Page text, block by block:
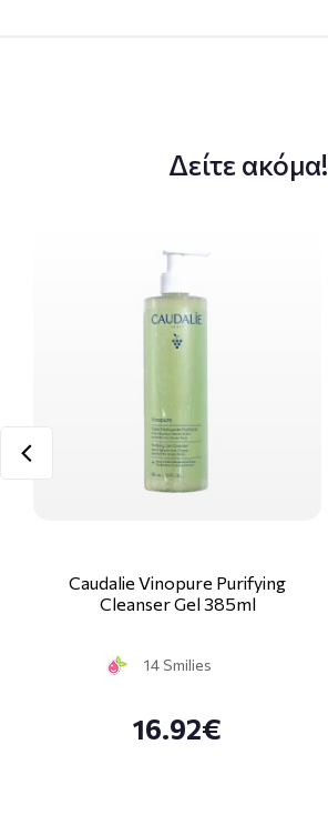
Δείτε ακόμα!
Caudalie Vinopure Purifying
Cleanser Gel 385ml
14 Smilies
16.92€